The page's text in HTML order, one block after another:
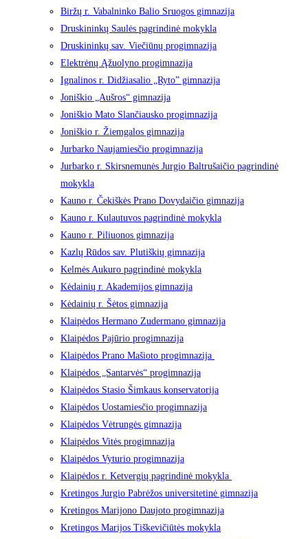
Biržų r. Vabalninko Balio Sruogos gimnazija
Druskininkų Saulės pagrindinė mokykla
Druskininkų sav. Viečiūnų progimnazija
Elektrėnų Ąžuolyno progimnazija
Ignalinos r. Didžiasalio „Ryto” gimnazija
Joniškio „Aušros“ gimnazija
Joniškio Mato Slančiausko progimnazija
Joniškio r. Žiemgalos gimnazija
Jurbarko Naujamiesčio progimnazija
Jurbarko r. Skirsnemunės Jurgio Baltrušaičio pagrindinė
mokykla
Kauno r. Čekiškės Prano Dovydaičio gimnazija
Kauno r. Kulautuvos pagrindinė mokykla
Kauno r. Piliuonos gimnazija
Kazlų Rūdos sav. Plutiškių gimnazija
Kelmės Aukuro pagrindinė mokykla
Kėdainių r. Akademijos gimnazija
Kėdainių r. Šėtos gimnazija
Klaipėdos Hermano Zudermano gimnazija
Klaipėdos Pajūrio progimnazija
Klaipėdos Prano Mašioto progimnazija
Klaipėdos „Santarvės“ progimnazija
Klaipėdos Stasio Šimkaus konservatorija
Klaipėdos Uostamiesčio progimnazija
Klaipėdos Vėtrungės gimnazija
Klaipėdos Vitės progimnazija
Klaipėdos Vyturio progimnazija
Klaipėdos r. Ketvergių pagrindinė mokykla
Kretingos Jurgio Pabrėžos universitetinė gimnazija
Kretingos Marijono Daujoto progimnazija
Kretingos Marijos Tiškevičiūtės mokykla